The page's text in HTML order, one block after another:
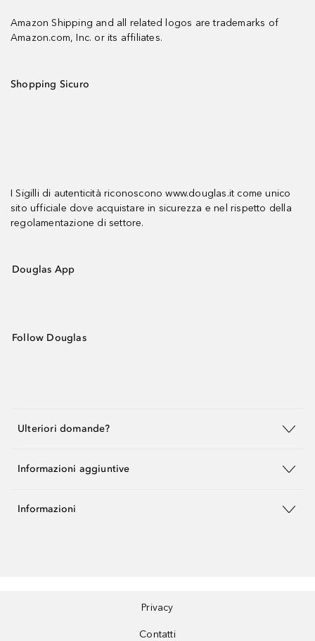
Amazon Shipping and all related logos are trademarks of
Amazon.com, Inc. or its affiliates.
Shopping Sicuro
I Sigilli di autenticità riconoscono www.douglas.it come unico
sito ufficiale dove acquistare in sicurezza e nel rispetto della
regolamentazione di settore.
Douglas App
Follow Douglas
Ulteriori domande?
Informazioni aggiuntive
Informazioni
Privacy
Contatti